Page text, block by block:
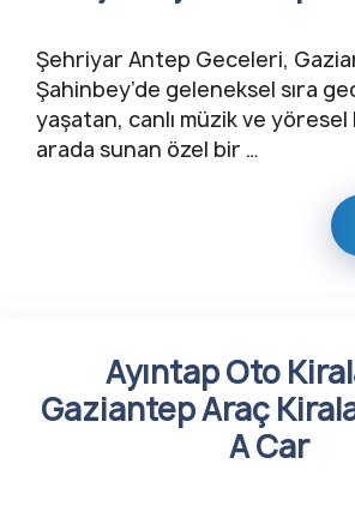
Şehriyar Antep Geceleri,
Şahinbey’de geleneksel sıra
yaşatan, canlı müzik ve
arada sunan özel bir …
Ayıntap Oto
Gaziantep Araç
A Car